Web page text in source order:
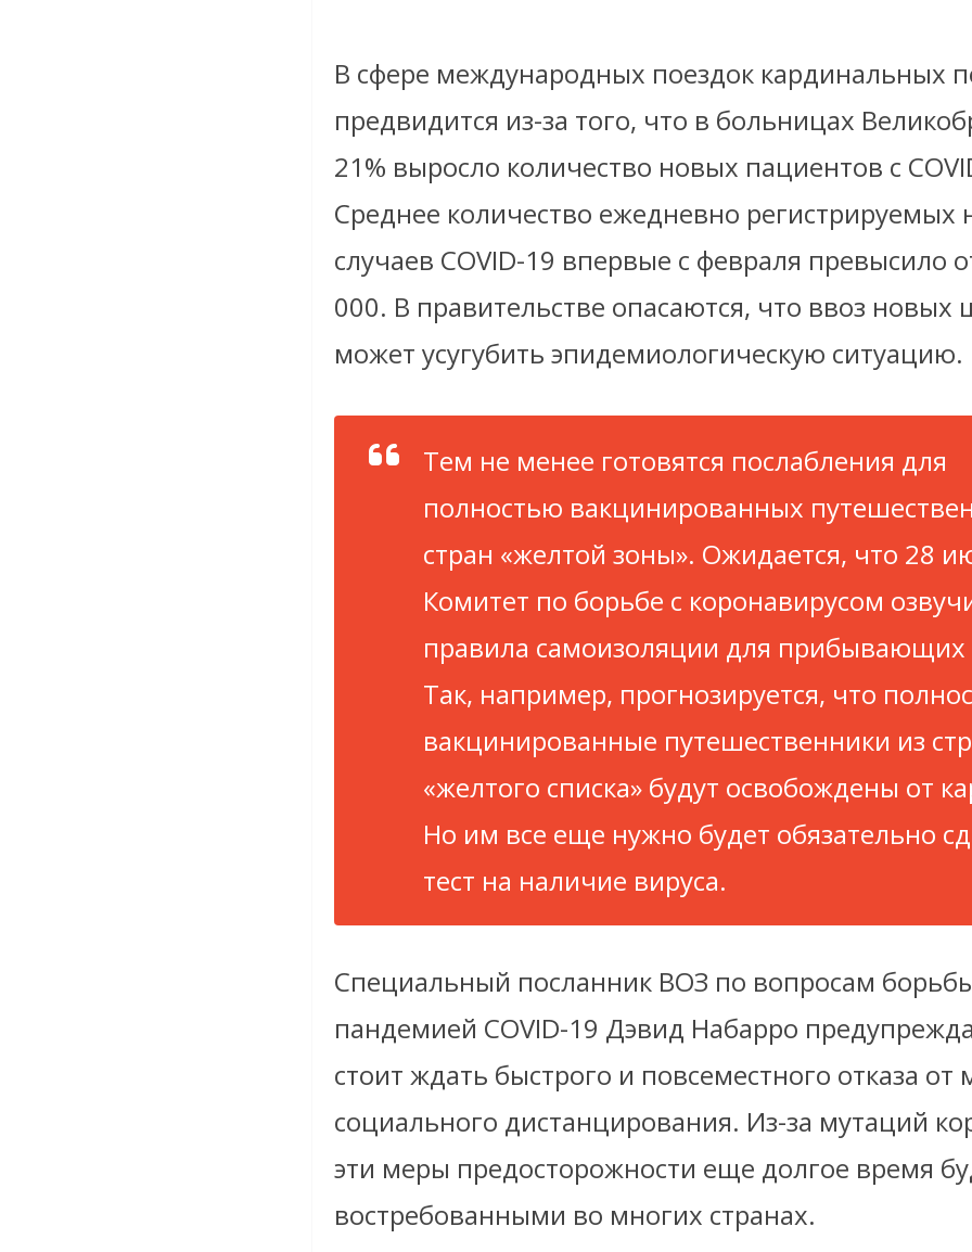
В сфере международных поездок кардинальных
предвидится из-за того, что в больницах
21% выросло количество новых пациентов с
Среднее количество ежедневно регистрируемых
случаев COVID-19 впервые с февраля превысило
000. В правительстве опасаются, что ввоз
может усугубить эпидемиологическую ситуацию.
Тем не менее готовятся послабления для
полностью вакцинированных
стран «желтой зоны». Ожидается, что 28
Комитет по борьбе с коронавирусом
правила самоизоляции для прибывающих
Так, например, прогнозируется, что
вакцинированные путешественники из
«желтого списка» будут освобождены от
Но им все еще нужно будет обязательно
тест на наличие вируса.
Специальный посланник ВОЗ по вопросам
пандемией COVID-19 Дэвид Набарро
стоит ждать быстрого и повсеместного отказа от
социального дистанцирования. Из-за мутаций
эти меры предосторожности еще долгое время
востребованными во многих странах.